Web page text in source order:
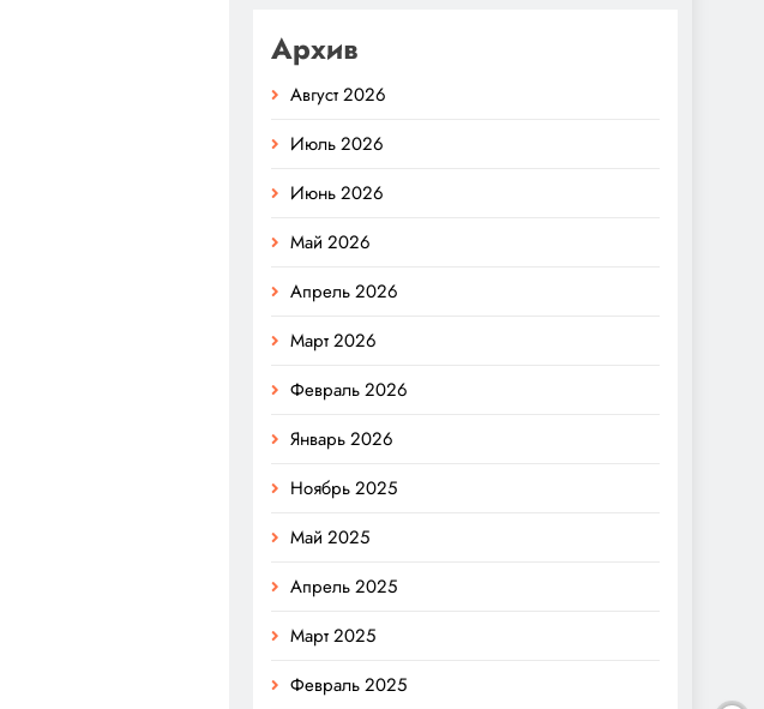
Архив
Август 2026
Июль 2026
Июнь 2026
Май 2026
Апрель 2026
Март 2026
Февраль 2026
Январь 2026
Ноябрь 2025
Май 2025
Апрель 2025
Март 2025
Февраль 2025